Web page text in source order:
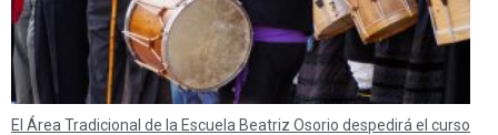
El Área Tradicional de la Escuela Beatriz Osorio despedirá el curso